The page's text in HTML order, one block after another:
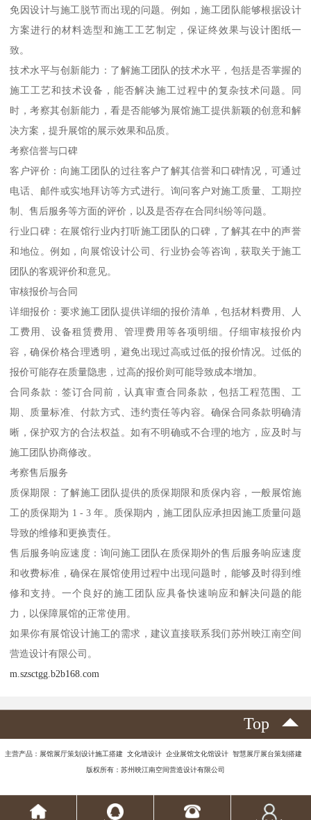
免因设计与施工脱节而出现的问题。例如，施工团队能够根据设计
方案进行的材料选型和施工工艺制定，保证终效果与设计图纸一
致。
技术水平与创新能力：了解施工团队的技术水平，包括是否掌握的
施工工艺和技术设备，能否解决施工过程中的复杂技术问题。同
时，考察其创新能力，看是否能够为展馆施工提供新颖的创意和解
决方案，提升展馆的展示效果和品质。
考察信誉与口碑
客户评价：向施工团队的过往客户了解其信誉和口碑情况，可通过
电话、邮件或实地拜访等方式进行。询问客户对施工质量、工期控
制、售后服务等方面的评价，以及是否存在合同纠纷等问题。
行业口碑：在展馆行业内打听施工团队的口碑，了解其在中的声誉
和地位。例如，向展馆设计公司、行业协会等咨询，获取关于施工
团队的客观评价和意见。
审核报价与合同
详细报价：要求施工团队提供详细的报价清单，包括材料费用、人
工费用、设备租赁费用、管理费用等各项明细。仔细审核报价内
容，确保价格合理透明，避免出现过高或过低的报价情况。过低的
报价可能存在质量隐患，过高的报价则可能导致成本增加。
合同条款：签订合同前，认真审查合同条款，包括工程范围、工
期、质量标准、付款方式、违约责任等内容。确保合同条款明确清
晰，保护双方的合法权益。如有不明确或不合理的地方，应及时与
施工团队协商修改。
考察售后服务
质保期限：了解施工团队提供的质保期限和质保内容，一般展馆施
工的质保期为 1 - 3 年。质保期内，施工团队应承担因施工质量问题
导致的维修和更换责任。
售后服务响应速度：询问施工团队在质保期外的售后服务响应速度
和收费标准，确保在展馆使用过程中出现问题时，能够及时得到维
修和支持。一个良好的施工团队应具备快速响应和解决问题的能
力，以保障展馆的正常使用。
如果你有展馆设计施工的需求，建议直接联系我们苏州映江南空间
营造设计有限公司。
m.szsctgg.b2b168.com
Top
主营产品：展馆展厅策划设计施工搭建 文化墙设计 企业展馆文化馆设计 智慧展厅展台策划搭建
版权所有：苏州映江南空间营造设计有限公司